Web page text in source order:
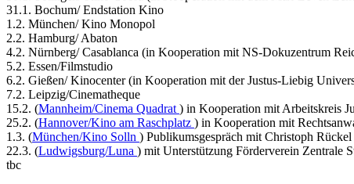
31.1. Bochum/ Endstation Kino
1.2. München/ Kino Monopol
2.2. Hamburg/ Abaton
4.2. Nürnberg/ Casablanca (in Kooperation mit NS-Dokuzentrum
5.2. Essen/Filmstudio
6.2. Gießen/ Kinocenter (in Kooperation mit der Justus-Liebig
7.2. Leipzig/Cinematheque
15.2. (Mannheim/Cinema Quadrat ) in Kooperation mit Arbeitskreis
25.2. (Hannover/Kino am Raschplatz ) in Kooperation mit
1.3. (München/Kino Solln ) Publikumsgespräch mit Christoph Rückel
22.3. (Ludwigsburg/Luna ) mit Unterstützung Förderverein Zentrale
tbc